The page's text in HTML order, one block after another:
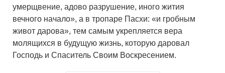
умерщвение, адово разрушение, иного жития
вечного начало», а в тропаре Пасхи: «и гробным
живот дарова», тем самым укрепляется вера
молящихся в будущую жизнь, которую даровал
Господь и Спаситель Своим Воскресением.